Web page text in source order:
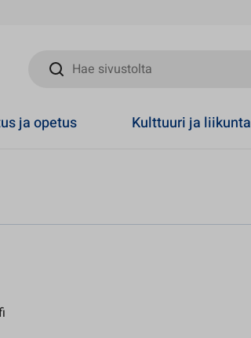
Hae sivustolta
ja opetus Kulttuuri ja liikunta